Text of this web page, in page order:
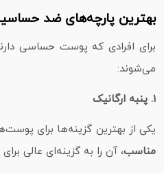
بهترین پارچه‌های ضد
برای افرادی که پوست حساسی
می‌شوند:
1. پنبه ارگانیک
یکی از بهترین گزینه‌ها برای
مناسب، آن را به گزینه‌ای عالی